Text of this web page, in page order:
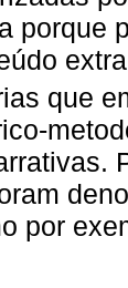
porque
que
por